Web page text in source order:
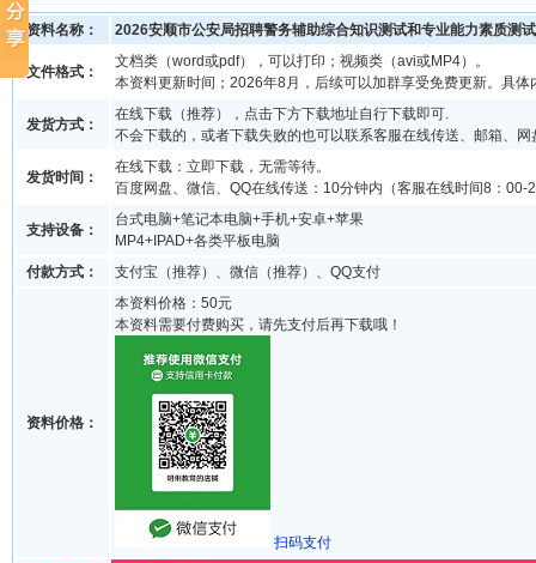
资料名称： 2026安顺市公安局招聘警务辅助综合知识测试和专业能力素质测
文件格式：
文档类（word或pdf），可以打印；视频类（avi或MP4）。
本资料更新时间；2026年8月，后续可以加群享受免费更新。具体
发货方式：
在线下载（推荐），点击下方下载地址自行下载即可.
不会下载的，或者下载失败的也可以联系客服在线传送、邮箱、网
发货时间：
在线下载：立即下载，无需等待。
百度网盘、微信、QQ在线传送：10分钟内（客服在线时间8：00-
支持设备：
台式电脑+笔记本电脑+手机+安卓+苹果
MP4+IPAD+各类平板电脑
付款方式：
支付宝（推荐）、微信（推荐）、QQ支付
资料价格：
本资料价格：50元
本资料需要付费购买，请先支付后再下载哦！
扫码支付